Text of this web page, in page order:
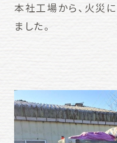
本社工場から、火災
ました。